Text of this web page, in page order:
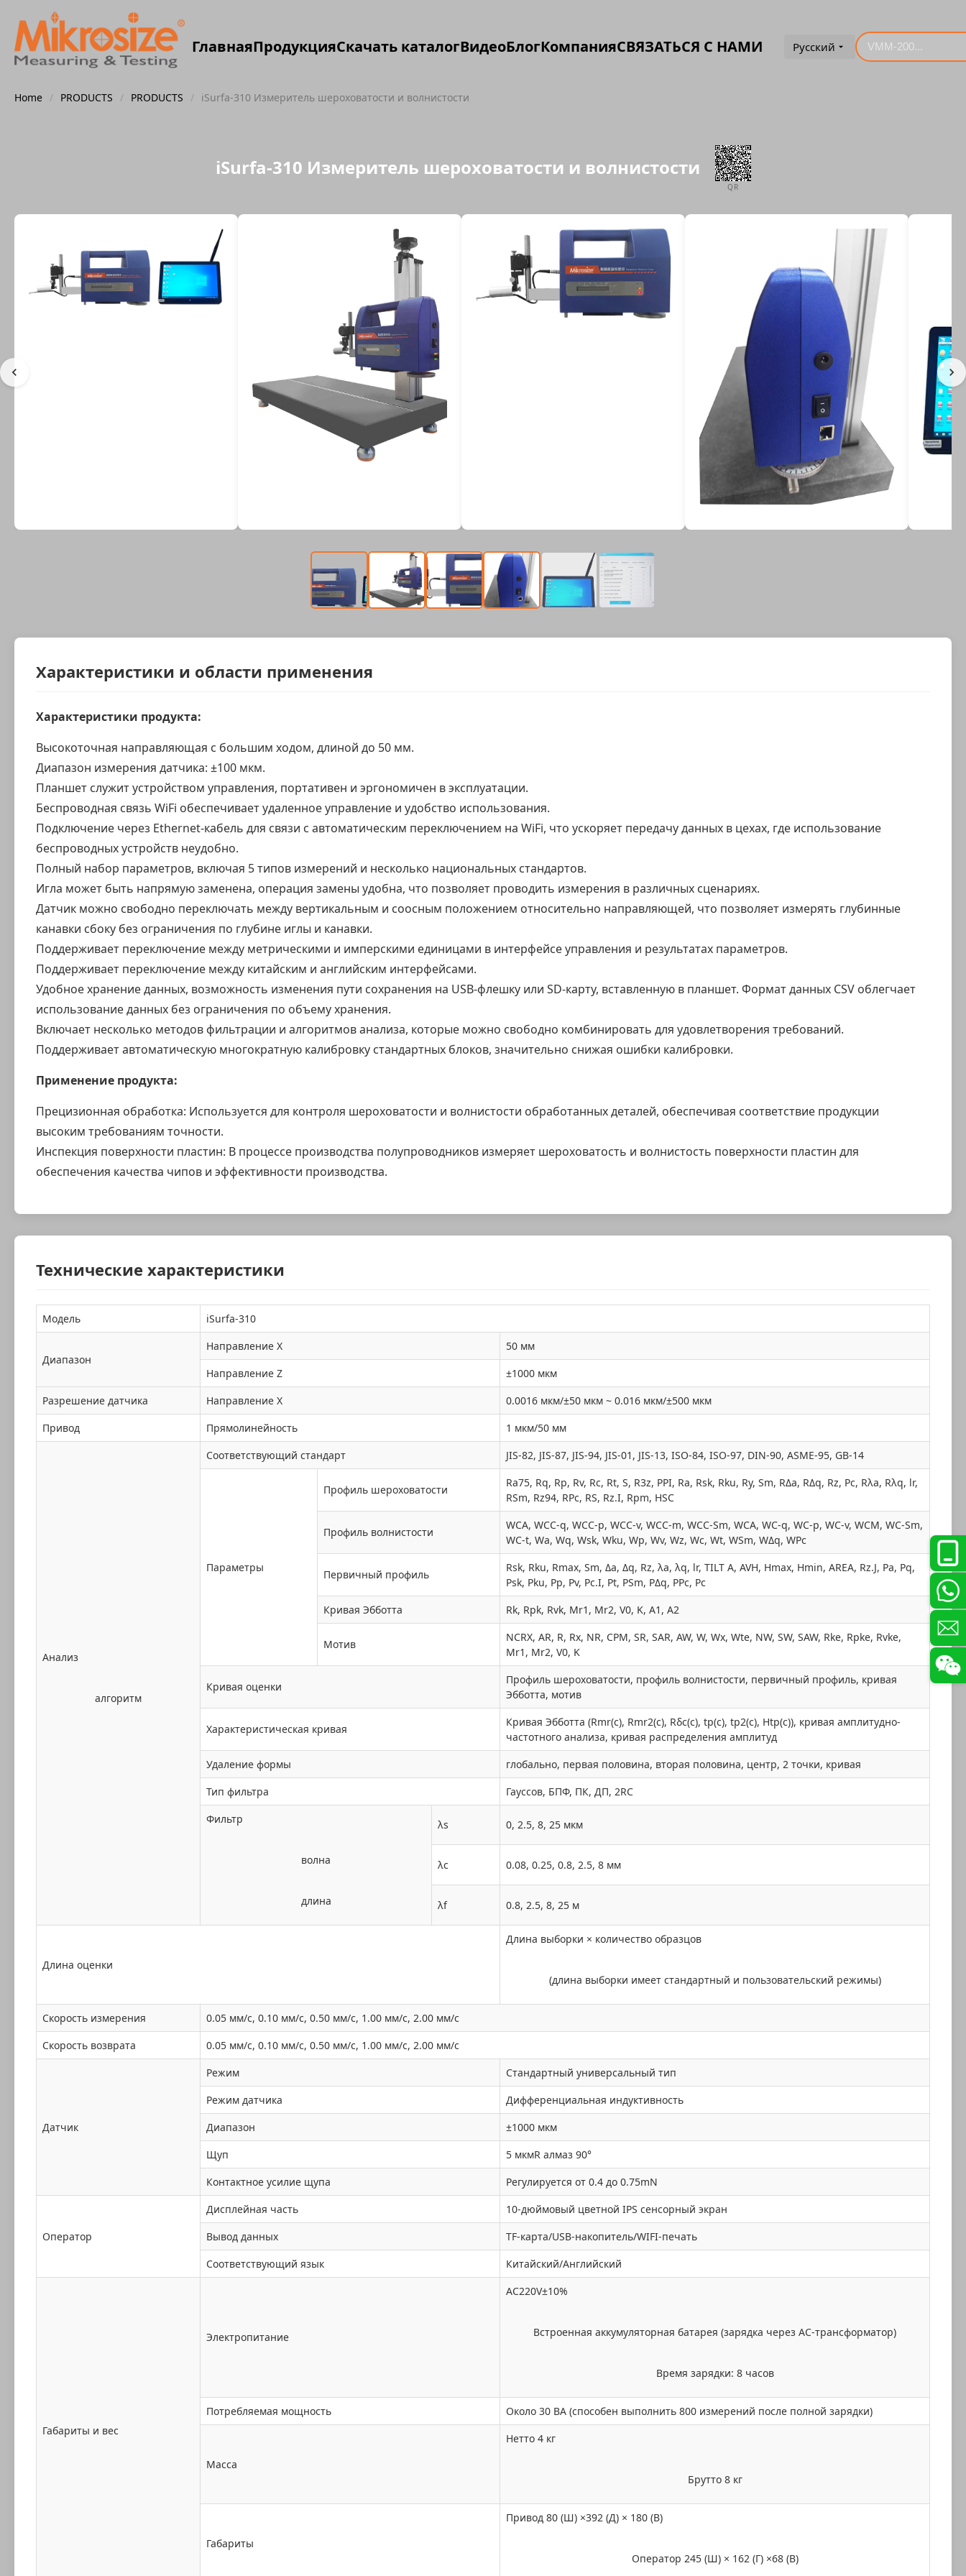
ГлавнаяПродукцияСкачать каталогВидеоБлогКомпанияСВЯЗАТЬСЯ С НАМИ Русский
Home / PRODUCTS / PRODUCTS / iSurfa-310 Измеритель шероховатости и волнистости
iSurfa-310 Измеритель шероховатости и волнистости
QR
Характеристики и области применения
Характеристики продукта:
Высокоточная направляющая с большим ходом, длиной до 50 мм.
Диапазон измерения датчика: ±100 мкм.
Планшет служит устройством управления, портативен и эргономичен в эксплуатации.
Беспроводная связь WiFi обеспечивает удаленное управление и удобство использования.
Подключение через Ethernet-кабель для связи с автоматическим переключением на WiFi, что ускоряет передачу данных в цехах, где использование
беспроводных устройств неудобно.
Полный набор параметров, включая 5 типов измерений и несколько национальных стандартов.
Игла может быть напрямую заменена, операция замены удобна, что позволяет проводить измерения в различных сценариях.
Датчик можно свободно переключать между вертикальным и соосным положением относительно направляющей, что позволяет измерять глубинные
канавки сбоку без ограничения по глубине иглы и канавки.
Поддерживает переключение между метрическими и имперскими единицами в интерфейсе управления и результатах параметров.
Поддерживает переключение между китайским и английским интерфейсами.
Удобное хранение данных, возможность изменения пути сохранения на USB-флешку или SD-карту, вставленную в планшет. Формат данных CSV облегчает
использование данных без ограничения по объему хранения.
Включает несколько методов фильтрации и алгоритмов анализа, которые можно свободно комбинировать для удовлетворения требований.
Поддерживает автоматическую многократную калибровку стандартных блоков, значительно снижая ошибки калибровки.
Применение продукта:
Прецизионная обработка: Используется для контроля шероховатости и волнистости обработанных деталей, обеспечивая соответствие продукции
высоким требованиям точности.
Инспекция поверхности пластин: В процессе производства полупроводников измеряет шероховатость и волнистость поверхности пластин для
обеспечения качества чипов и эффективности производства.
Технические характеристики
Модель iSurfa-310
Диапазон
Направление X
50 мм
Направление Z
±1000 мкм
Разрешение датчика
Направление X
0.0016 мкм/±50 мкм ~ 0.016 мкм/±500 мкм
Привод
Прямолинейность 1 мкм/50 мм
Анализ
алгоритм
Соответствующий стандарт JIS-82, JIS-87, JIS-94, JIS-01, JIS-13, ISO-84, ISO-97, DIN-90, ASME-95, GB-14
Параметры
Профиль шероховатости
Ra75, Rq, Rp, Rv, Rc, Rt, S, R3z, PPI, Ra, Rsk, Rku, Ry, Sm, RΔa, RΔq, Rz, Pc, Rλa, Rλq, lr,
RSm, Rz94, RPc, RS, Rz.I, Rpm, HSC
Профиль волнистости
WCA, WCC-q, WCC-p, WCC-v, WCC-m, WCC-Sm, WCA, WC-q, WC-p, WC-v, WCM, WC-Sm,
WC-t, Wa, Wq, Wsk, Wku, Wp, Wv, Wz, Wc, Wt, WSm, WΔq, WPc
Первичный профиль
Rsk, Rku, Rmax, Sm, Δa, Δq, Rz, λa, λq, lr, TILT A, AVH, Hmax, Hmin, AREA, Rz.J, Pa, Pq,
Psk, Pku, Pp, Pv, Pc.I, Pt, PSm, PΔq, PPc, Pc
Кривая Эбботта
Rk, Rpk, Rvk, Mr1, Mr2, V0, K, A1, A2
Мотив
NCRX, AR, R, Rx, NR, CPM, SR, SAR, AW, W, Wx, Wte, NW, SW, SAW, Rke, Rpke, Rvke,
Mr1, Mr2, V0, K
Кривая оценки
Профиль шероховатости, профиль волнистости, первичный профиль, кривая
Эбботта, мотив
Характеристическая кривая
Кривая Эбботта (Rmr(c), Rmr2(c), Rδc(c), tp(c), tp2(c), Htp(c)), кривая амплитудно-
частотного анализа, кривая распределения амплитуд
Удаление формы
глобально, первая половина, вторая половина, центр, 2 точки, кривая
Тип фильтра
Гауссов, БПФ, ПК, ДП, 2RC
Фильтр
волна
длина
λs 0, 2.5, 8, 25 мкм
λc 0.08, 0.25, 0.8, 2.5, 8 мм
λf 0.8, 2.5, 8, 25 м
Длина оценки
Длина выборки × количество образцов
(длина выборки имеет стандартный и пользовательский режимы)
Скорость измерения
0.05 мм/с, 0.10 мм/с, 0.50 мм/с, 1.00 мм/с, 2.00 мм/с
Скорость возврата
0.05 мм/с, 0.10 мм/с, 0.50 мм/с, 1.00 мм/с, 2.00 мм/с
Датчик
Режим
Стандартный универсальный тип
Режим датчика
Дифференциальная индуктивность
Диапазон
±1000 мкм
Щуп
5 мкмR алмаз 90°
Контактное усилие щупа
Регулируется от 0.4 до 0.75mN
Оператор
Дисплейная часть
10-дюймовый цветной IPS сенсорный экран
Вывод данных
TF-карта/USB-накопитель/WIFI-печать
Соответствующий язык
Китайский/Английский
Габариты и вес
Электропитание
AC220V±10%
Встроенная аккумуляторная батарея (зарядка через AC-трансформатор)
Время зарядки: 8 часов
Потребляемая мощность Около 30 ВА (способен выполнить 800 измерений после полной зарядки)
Масса
Нетто 4 кг
Брутто 8 кг
Габариты
Привод 80 (Ш) ×392 (Д) × 180 (В)
Оператор 245 (Ш) × 162 (Г) ×68 (В)